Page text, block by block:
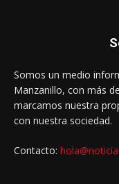
Somos un medio
Manzanillo, con más
marcamos nuestra
con nuestra sociedad.
Contacto: